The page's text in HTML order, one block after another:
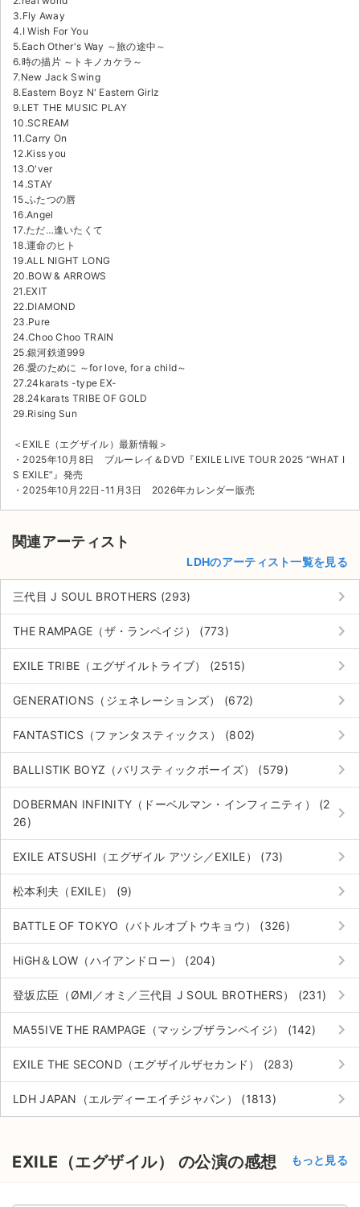
3.Fly Away
4.I Wish For You
5.Each Other's Way ～旅の途中～
6.時の描片 ～トキノカケラ～
7.New Jack Swing
8.Eastern Boyz N' Eastern Girlz
9.LET THE MUSIC PLAY
10.SCREAM
11.Carry On
12.Kiss you
13.O'ver
14.STAY
15.ふたつの唇
16.Angel
17.ただ…逢いたくて
18.運命のヒト
19.ALL NIGHT LONG
20.BOW & ARROWS
21.EXIT
22.DIAMOND
23.Pure
24.Choo Choo TRAIN
25.銀河鉄道999
26.愛のために ～for love, for a child～
27.24karats -type EX-
28.24karats TRIBE OF GOLD
29.Rising Sun
＜EXILE（エグザイル）最新情報＞
・2025年10月8日 ブルーレイ＆DVD『EXILE LIVE TOUR 2025 “WHAT I
S EXILE”』発売
・2025年10月22日-11月3日 2026年カレンダー販売
関連アーティスト
LDHのアーティスト一覧を見る
三代目 J SOUL BROTHERS (293) keyboard_arrow_right
THE RAMPAGE（ザ・ランペイジ） (773) keyboard_arrow_right
EXILE TRIBE（エグザイルトライブ） (2515) keyboard_arrow_right
GENERATIONS（ジェネレーションズ） (672) keyboard_arrow_right
FANTASTICS（ファンタスティックス） (802) keyboard_arrow_right
BALLISTIK BOYZ（バリスティックボーイズ） (579) keyboard_arrow_right
DOBERMAN INFINITY（ドーベルマン・インフィニティ） (2
26)
keyboard_arrow_right
EXILE ATSUSHI（エグザイル アツシ／EXILE） (73) keyboard_arrow_right
松本利夫（EXILE） (9) keyboard_arrow_right
BATTLE OF TOKYO（バトルオブトウキョウ） (326) keyboard_arrow_right
HiGH＆LOW（ハイアンドロー） (204) keyboard_arrow_right
登坂広臣（ØMI／オミ／三代目 J SOUL BROTHERS） (231) keyboard_arrow_right
MA55IVE THE RAMPAGE（マッシブザランペイジ） (142) keyboard_arrow_right
EXILE THE SECOND（エグザイルザセカンド） (283) keyboard_arrow_right
LDH JAPAN（エルディーエイチジャパン） (1813) keyboard_arrow_right
EXILE（エグザイル） の公演の感想 もっと見る